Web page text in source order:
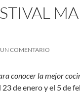
COMENTARIO
conocer la mejor
de enero y el 5 de